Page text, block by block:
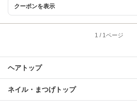
クーポンを表示
1 / 1ページ
ヘアトップ
ネイル・まつげトップ